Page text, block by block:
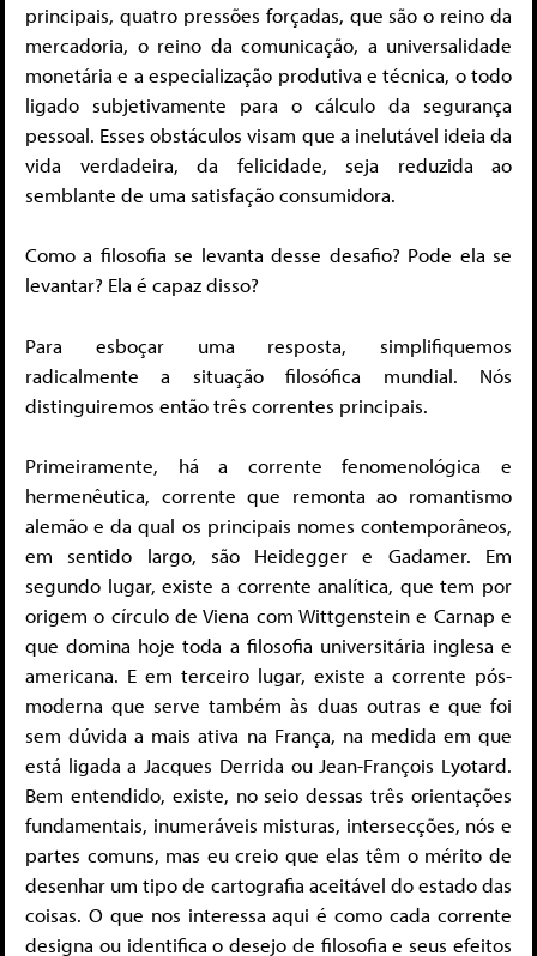
principais, quatro pressões forçadas, que são o reino da
mercadoria, o reino da comunicação, a universalidade
monetária e a especialização produtiva e técnica, o todo
ligado subjetivamente para o cálculo da segurança
pessoal. Esses obstáculos visam que a inelutável ideia da
vida verdadeira, da felicidade, seja reduzida ao
semblante de uma satisfação consumidora.
Como a filosofia se levanta desse desafio? Pode ela se
levantar? Ela é capaz disso?
Para esboçar uma resposta, simplifiquemos
radicalmente a situação filosófica mundial. Nós
distinguiremos então três correntes principais.
Primeiramente, há a corrente fenomenológica e
hermenêutica, corrente que remonta ao romantismo
alemão e da qual os principais nomes contemporâneos,
em sentido largo, são Heidegger e Gadamer. Em
segundo lugar, existe a corrente analítica, que tem por
origem o círculo de Viena com Wittgenstein e Carnap e
que domina hoje toda a filosofia universitária inglesa e
americana. E em terceiro lugar, existe a corrente pós-
moderna que serve também às duas outras e que foi
sem dúvida a mais ativa na França, na medida em que
está ligada a Jacques Derrida ou Jean-François Lyotard.
Bem entendido, existe, no seio dessas três orientações
fundamentais, inumeráveis misturas, intersecções, nós e
partes comuns, mas eu creio que elas têm o mérito de
desenhar um tipo de cartografia aceitável do estado das
coisas. O que nos interessa aqui é como cada corrente
designa ou identifica o desejo de filosofia e seus efeitos